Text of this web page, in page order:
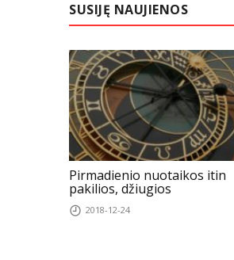
SUSIJĘ NAUJIENOS
Pirmadienio nuotaikos itin
pakilios, džiugios
2018-12-24